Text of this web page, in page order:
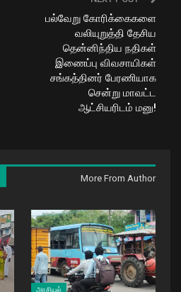
பல்வேறு கோரிக்கைகளை
வலியுறுத்தி தேசிய
தென்னிந்திய நதிகள்
இணைப்பு விவசாயிகள்
சங்கத்தினர் பேரணியாக
சென்று மாவட்ட
ஆட்சியரிடம் மனு!
More From Author
அரசியல்